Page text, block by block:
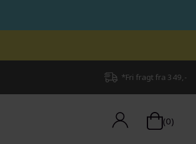
*Fri fragt fra 349,-
(0)